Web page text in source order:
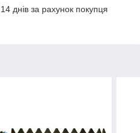
днів за рахунок покупця